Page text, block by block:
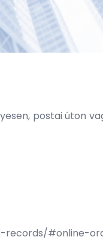
postai úton
records/#online-